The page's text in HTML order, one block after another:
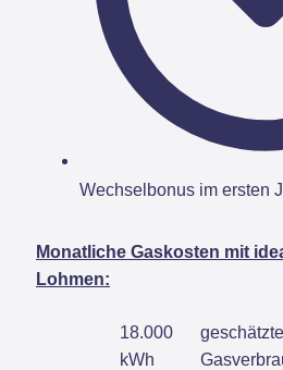
Wechselbonus im ersten
Monatliche Gaskosten mit
Lohmen:
18.000
kWh